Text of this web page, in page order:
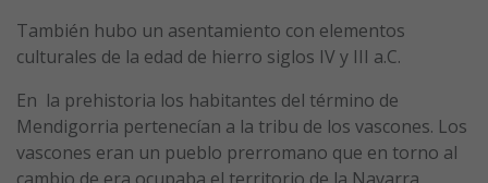
También hubo un asentamiento con elementos
culturales de la edad de hierro siglos IV y III a.C.
En la prehistoria los habitantes del término de
Mendigorria pertenecían a la tribu de los vascones. Los
vascones eran un pueblo prerromano que en torno al
cambio de era ocupaba el territorio de la Navarra